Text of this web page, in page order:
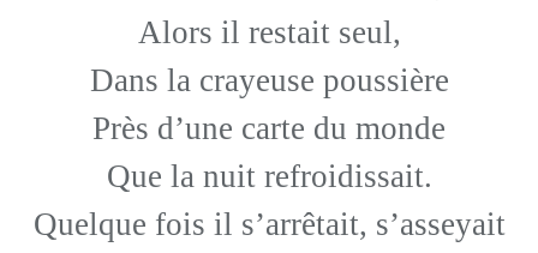
Alors il restait seul,
Dans la crayeuse poussière
Près d’une carte du monde
Que la nuit refroidissait.
Quelque fois il s’arrêtait, s’asseyait